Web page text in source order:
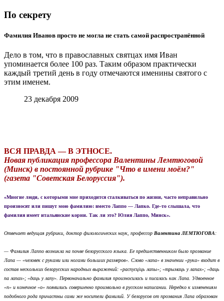
По секрету
Фамилия Иванов просто не могла не стать самой распространённой
Дело в том, что в православных святцах имя Иван
упоминается более 100 раз. Таким образом практически
каждый третий день в году отмечаются именины святого с
этим именем.
23 декабря 2009
ВСЯ ПРАВДА — В ЭТНОСЕ.
Новая публикация профессора Валентины Лемтюговой
(Минск) в постоянной рубрике "Что в имени моём?"
(газета "Советская Белоруссия").
«Многие люди, с которыми мне приходится сталкиваться по жизни, часто неправильно
произносят или пишут мою фамилию: вместо Лаппо — Лапко. Где–то слышала, что
фамилия имеет итальянские корни. Так ли это? Юлия Лаппо, Минск».
Отвечает ведущая рубрики, доктор филологических наук, профессор Валентина ЛЕМТЮГОВА:
— Фамилия Лаппо возникла на почве белорусского языка. Ее предшественником было прозвание
Лапа — «человек с руками или ногами больших размеров». Слово «лапа» в значении «рука» входит в
состав нескольких белорусских народных выражений: «распусцiць лапы»; «трымаць у лапах»; «даць
па лапах»; «даць у лапу». Первоначально фамилия произносилась и писалась как Лапа. Удвоенное
«п» и конечное «о» появились совершенно произвольно в русском написании. Нередко к изменениям
подобного рода причастны сами же носители фамилий. У белорусов от прозвания Лапа образован